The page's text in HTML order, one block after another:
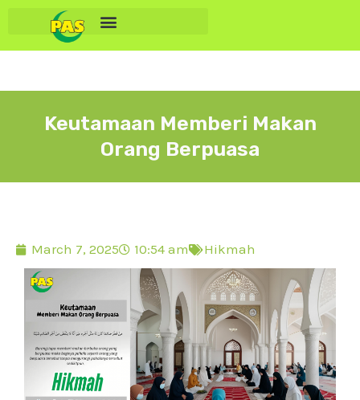
Keutamaan Memberi Makan
Orang Berpuasa
March 7, 2025 10:54 am Hikmah